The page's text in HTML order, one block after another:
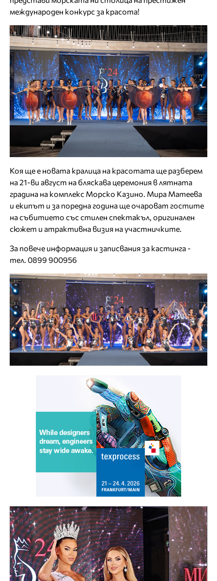
международен конкурс за красота!
Коя ще е новата кралица на красотата ще разберем
на 21-ви август на бляскава церемония в лятната
градина на комплекс Морско Казино. Мира Матеева
и екипът и за поредна година ще очароват гостите
на събитието със стилен спектакъл, оригинален
сюжет и атрактивна визия на участничките.
За повече информация и записвания за кастинга -
тел. 0899 900956